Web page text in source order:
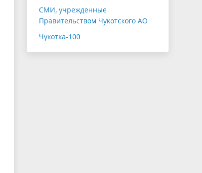
СМИ, учрежденные
Правительством Чукотского АО
Чукотка-100